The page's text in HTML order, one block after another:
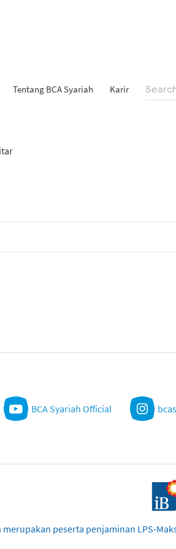
Tentang BCA Syariah Karir
BCA Syariah Official
peserta penjaminan LPS-